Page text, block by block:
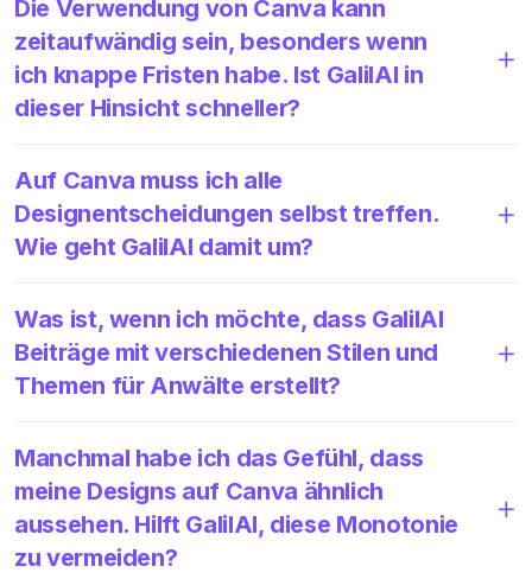
Die Verwendung von Canva kann
zeitaufwändig sein, besonders wenn
ich knappe Fristen habe. Ist GalilAI in
dieser Hinsicht schneller?
Auf Canva muss ich alle
Designentscheidungen selbst treffen.
Wie geht GalilAI damit um?
Was ist, wenn ich möchte, dass GalilAI
Beiträge mit verschiedenen Stilen und
Themen für Anwälte erstellt?
Manchmal habe ich das Gefühl, dass
meine Designs auf Canva ähnlich
aussehen. Hilft GalilAI, diese Monotonie
zu vermeiden?